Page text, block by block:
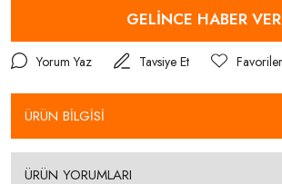
GELİNCE HABER VER
Yorum Yaz Tavsiye Et
ÜRÜN BİLGİSİ
ÜRÜN YORUMLARI